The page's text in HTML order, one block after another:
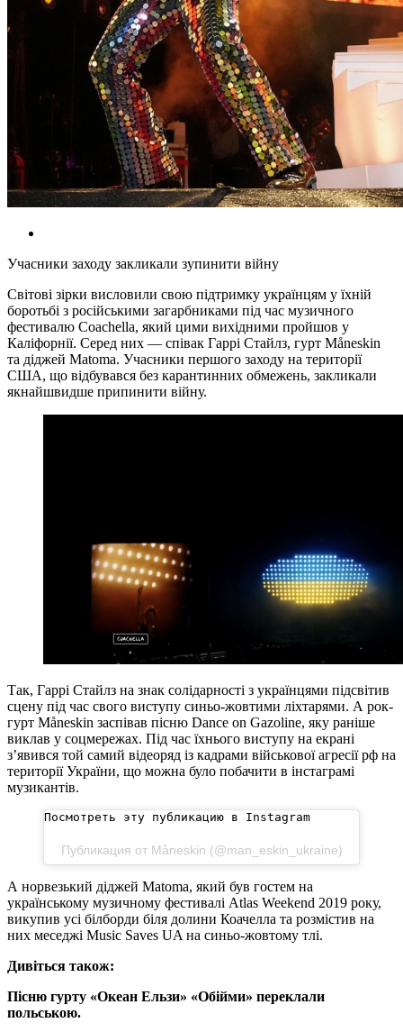
Учасники заходу закликали зупинити війну
Світові зірки висловили свою підтримку українцям у їхній
боротьбі з російськими загарбниками під час музичного
фестивалю Coachella, який цими вихідними пройшов у
Каліфорнії. Серед них — співак Гаррі Стайлз, гурт Måneskin
та діджей Matoma. Учасники першого заходу на території
США, що відбувався без карантинних обмежень, закликали
якнайшвидше припинити війну.
Так, Гаррі Стайлз на знак солідарності з українцями підсвітив
сцену під час свого виступу синьо-жовтими ліхтарями. А рок-
гурт Måneskin заспівав пісню Dance on Gazoline, яку раніше
виклав у соцмережах. Під час їхнього виступу на екрані
з’явився той самий відеоряд із кадрами військової агресії рф на
території України, що можна було побачити в інстаграмі
музикантів.
Посмотреть эту публикацию в Instagram
Публикация от Måneskin (@man_eskin_ukraine)
А норвезький діджей Matoma, який був гостем на
українському музичному фестивалі Atlas Weekend 2019 року,
викупив усі білборди біля долини Коачелла та розмістив на
них меседжі Music Saves UA на синьо-жовтому тлі.
Дивіться також:
Пісню гурту «Океан Ельзи» «Обійми» переклали
польською.